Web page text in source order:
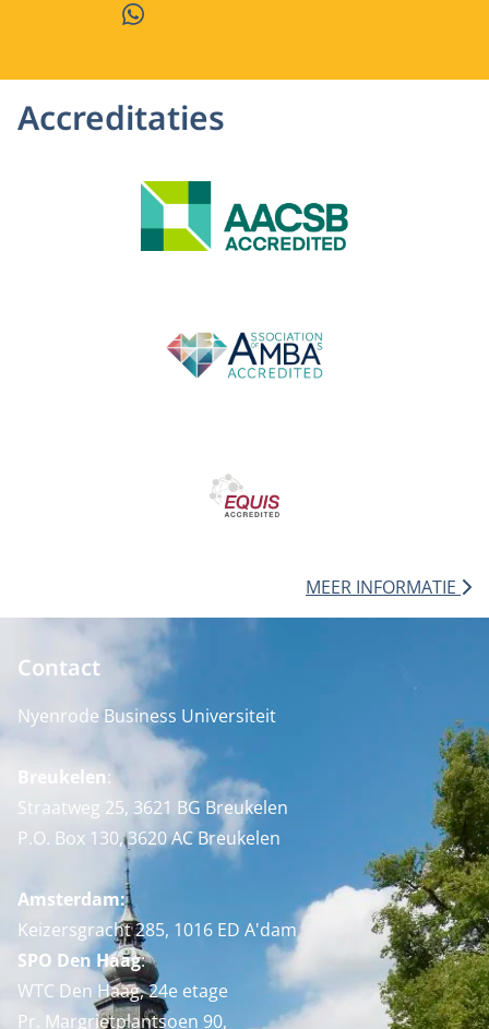
WhatsApp
Accreditaties
MEER INFORMATIE
Contact
Nyenrode Business Universiteit
Breukelen:
Straatweg 25, 3621 BG Breukelen
P.O. Box 130, 3620 AC Breukelen
Amsterdam:
Keizersgracht 285, 1016 ED A'dam
SPO Den Haag:
WTC Den Haag, 24e etage
Pr. Margrietplantsoen 90,